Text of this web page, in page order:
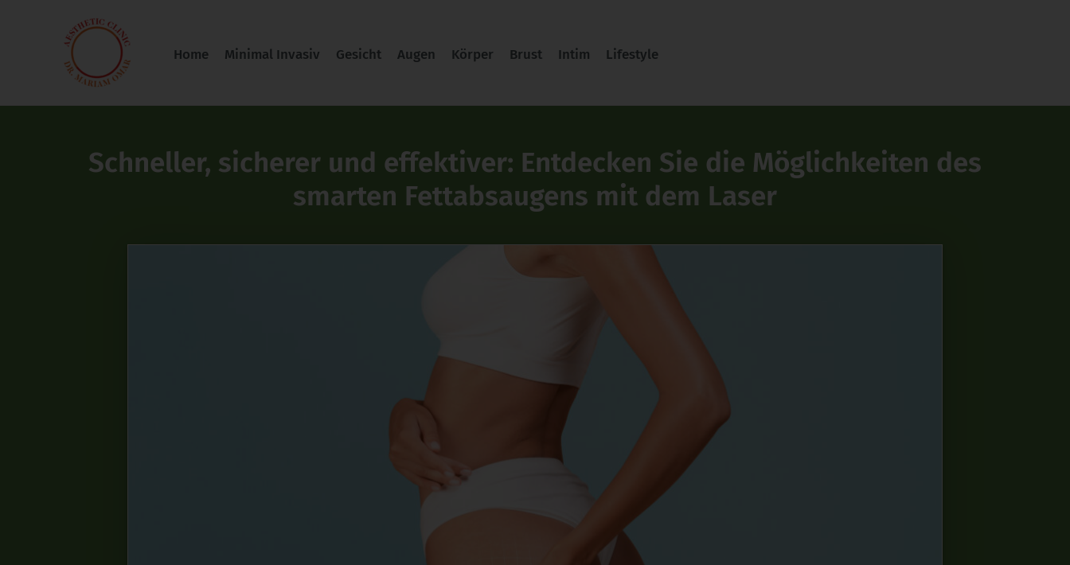
Home Minimal Invasiv Gesicht Augen Körper Brust Intim Lifestyle
Schneller, sicherer und effektiver: Entdecken Sie die Möglichkeiten des
smarten Fettabsaugens mit dem Laser